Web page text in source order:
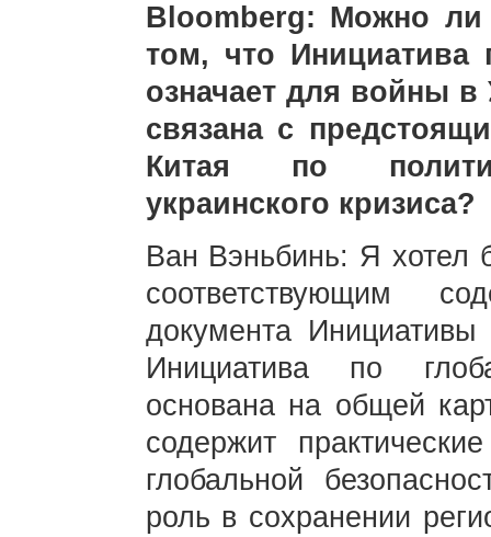
Bloomberg: Можно ли
том, что Инициатива
означает для войны в
связана с
Китая по
украинского кризиса?
Ван Вэньбинь: Я хотел
соответствующим
документа Инициативы
Инициатива по
основана на общей
содержит
глобальной
роль в сохранении